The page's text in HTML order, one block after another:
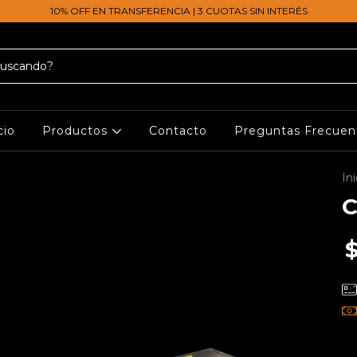
10% OFF EN TRANSFERENCIA | 3 CUOTAS SIN INTERÉS
Productos Contacto Preguntas